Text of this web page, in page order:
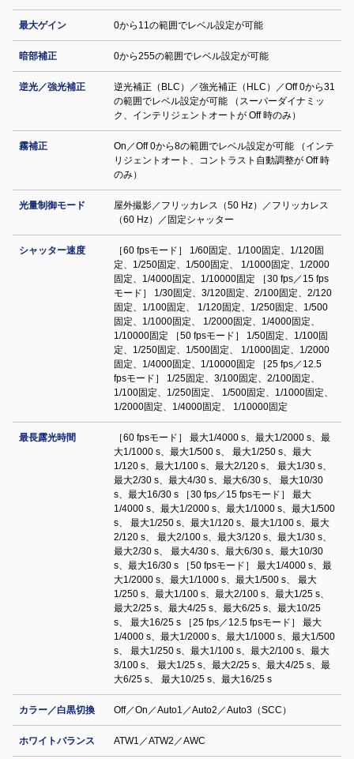
最大ゲイン 0から11の範囲でレベル設定が可能
暗部補正 0から255の範囲でレベル設定が可能
逆光／強光補正
逆光補正（BLC）／強光補正（HLC）／Off 0から31
の範囲でレベル設定が可能 （スーパーダイナミッ
ク、インテリジェントオートが Off 時のみ）
霧補正
On／Off 0から8の範囲でレベル設定が可能 （インテ
リジェントオート、コントラスト自動調整が Off 時
のみ）
光量制御モード
屋外撮影／フリッカレス（50 Hz）／フリッカレス
（60 Hz）／固定シャッター
シャッター速度
［60 fpsモード］ 1/60固定、1/100固定、1/120固
定、1/250固定、1/500固定、 1/1000固定、1/2000
固定、1/4000固定、1/10000固定 ［30 fps／15 fps
モード］ 1/30固定、3/120固定、2/100固定、2/120
固定、1/100固定、 1/120固定、1/250固定、1/500
固定、1/1000固定、 1/2000固定、1/4000固定、
1/10000固定 ［50 fpsモード］ 1/50固定、1/100固
定、1/250固定、1/500固定、 1/1000固定、1/2000
固定、1/4000固定、1/10000固定 ［25 fps／12.5
fpsモード］ 1/25固定、3/100固定、2/100固定、
1/100固定、1/250固定、 1/500固定、1/1000固定、
1/2000固定、1/4000固定、 1/10000固定
最長露光時間
［60 fpsモード］ 最大1/4000 s、最大1/2000 s、最
大1/1000 s、最大1/500 s、 最大1/250 s、最大
1/120 s、最大1/100 s、最大2/120 s、 最大1/30 s、
最大2/30 s、最大4/30 s、最大6/30 s、 最大10/30
s、最大16/30 s ［30 fps／15 fpsモード］ 最大
1/4000 s、最大1/2000 s、最大1/1000 s、最大1/500
s、 最大1/250 s、最大1/120 s、最大1/100 s、最大
2/120 s、 最大2/100 s、最大3/120 s、最大1/30 s、
最大2/30 s、 最大4/30 s、最大6/30 s、最大10/30
s、最大16/30 s ［50 fpsモード］ 最大1/4000 s、最
大1/2000 s、最大1/1000 s、最大1/500 s、 最大
1/250 s、最大1/100 s、最大2/100 s、最大1/25 s、
最大2/25 s、最大4/25 s、最大6/25 s、最大10/25
s、 最大16/25 s ［25 fps／12.5 fpsモード］ 最大
1/4000 s、最大1/2000 s、最大1/1000 s、最大1/500
s、 最大1/250 s、最大1/100 s、最大2/100 s、最大
3/100 s、 最大1/25 s、最大2/25 s、最大4/25 s、最
大6/25 s、 最大10/25 s、最大16/25 s
カラー／白黒切換 Off／On／Auto1／Auto2／Auto3（SCC）
ホワイトバランス ATW1／ATW2／AWC